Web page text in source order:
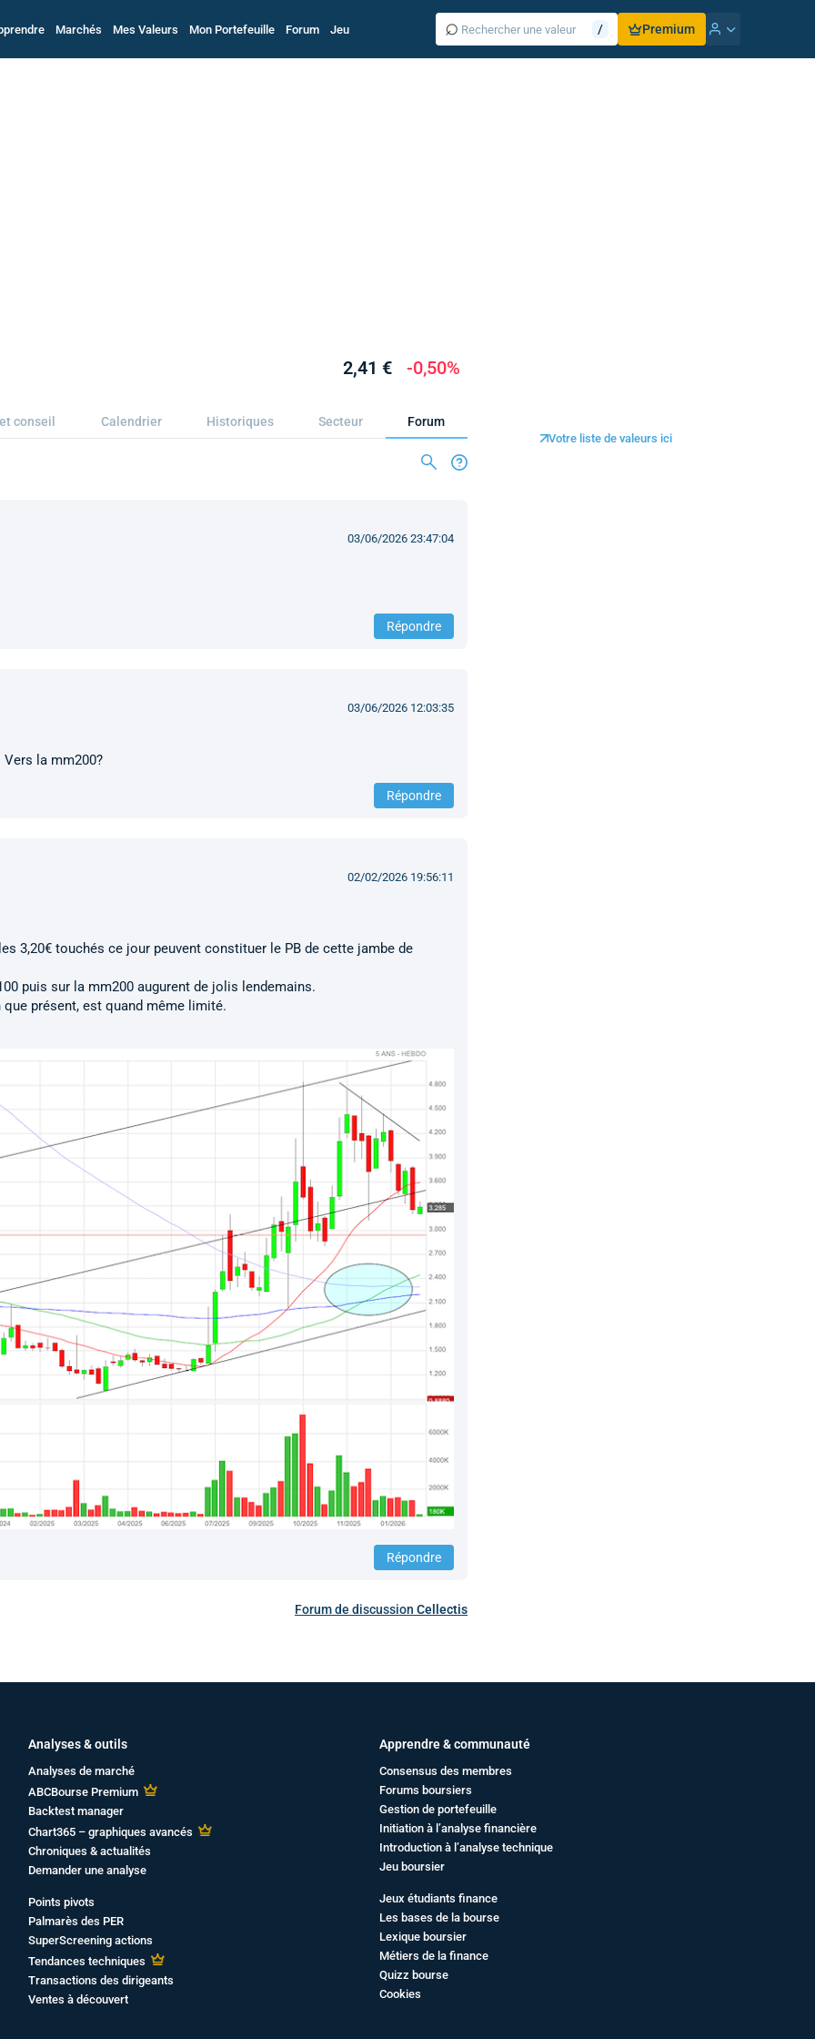
Marchés Mes Valeurs Mon Portefeuille Forum Jeu ⌕ / Premium
2,41 € -0,50%
conseil Calendrier Historiques Secteur Forum
03/06/2026 23:47:04
Répondre
03/06/2026 12:03:35
la mm200?
Répondre
02/02/2026 19:56:11
3,20€ touchés ce jour peuvent constituer le PB de cette jambe de
puis sur la mm200 augurent de jolis lendemains.
présent, est quand même limité.
Répondre
Forum de discussion Cellectis
Votre liste de valeurs ici
Analyses & outils
Analyses de marché
ABCBourse Premium
Backtest manager
Chart365 – graphiques avancés
Chroniques & actualités
Demander une analyse
Points pivots
Palmarès des PER
SuperScreening actions
Tendances techniques
Transactions des dirigeants
Ventes à découvert
Apprendre & communauté
Consensus des membres
Forums boursiers
Gestion de portefeuille
Initiation à l’analyse financière
Introduction à l’analyse technique
Jeu boursier
Jeux étudiants finance
Les bases de la bourse
Lexique boursier
Métiers de la finance
Quizz bourse
Cookies